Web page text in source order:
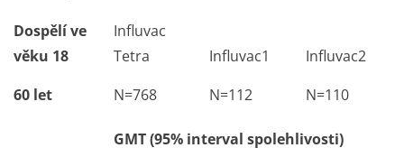
Dospělí ve
věku 18
60 let
Influvac
Tetra
N=768
Influvac1
N=112
Influvac2
N=110
GMT (95% interval spolehlivosti)